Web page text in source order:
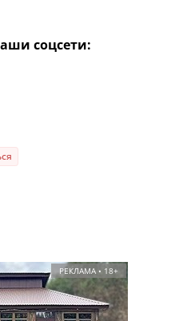
соцсети:
РЕКЛАМА • 18+